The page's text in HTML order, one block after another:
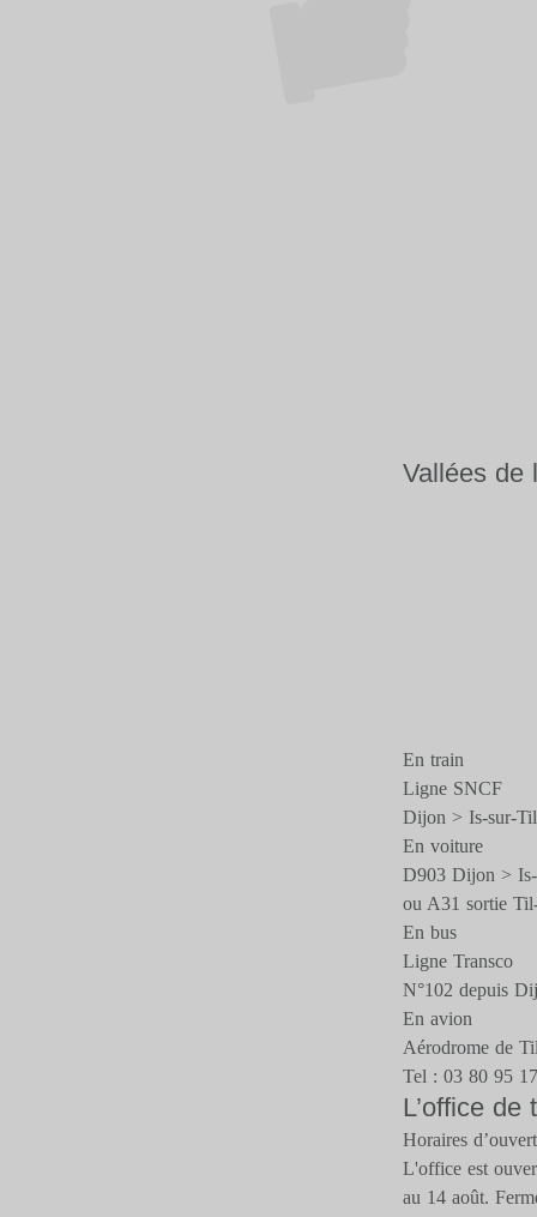
Vallées de
En train
Ligne SNCF
Dijon > Is-sur-
En voiture
D903 Dijon >
ou A31 sortie
En bus
Ligne Transco
N°102 depuis
En avion
Aérodrome de
Tel : 03 80 95
L’office de
Horaires
L'office est
au 14 août.